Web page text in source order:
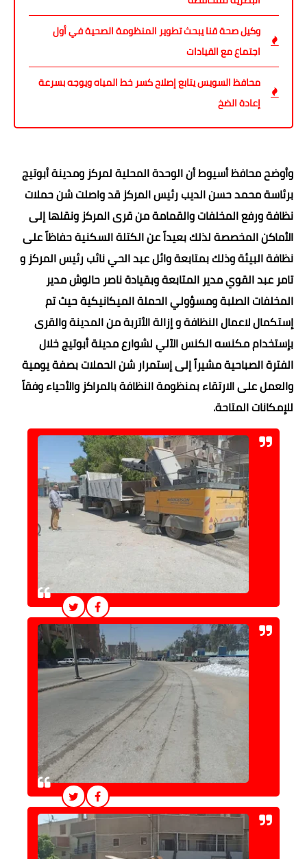
وكيل صحة قنا يبحث تطوير المنظومة الصحية في أول
اجتماع مع القيادات
محافظ السويس يتابع إصلاح كسر خط المياه ويوجه بسرعة
إعادة الضخ
وأوضح محافظ أسيوط أن الوحدة المحلية لمركز ومدينة أبوتيج
برئاسة محمد حسن الديب رئيس المركز قد واصلت شن حملات
نظافة ورفع المخلفات والقمامة من قرى المركز ونقلها إلى
الأماكن المخصصة لذلك بعيداً عن الكتلة السكنية حفاظاً على
نظافة البيئة وذلك بمتابعة وائل عبد الحي نائب رئيس المركز و
تامر عبد القوي مدير المتابعة وبقيادة ناصر حالوش مدير
المخلفات الصلبة ومسؤولي الحملة الميكانيكية حيث تم
إستكمال لاعمال النظافة و إزالة الأتربة من المدينة والقرى
بإستخدام مكنسه الكنس الآلي لشوارع مدينة أبوتيج خلال
الفترة الصباحية مشيراً إلى إستمرار شن الحملات بصفة يومية
والعمل على الارتقاء بمنظومة النظافة بالمراكز والأحياء وفقاً
للإمكانات المتاحة.